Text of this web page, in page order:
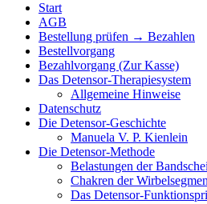
Start
AGB
Bestellung prüfen → Bezahlen
Bestellvorgang
Bezahlvorgang (Zur Kasse)
Das Detensor-Therapiesystem
Allgemeine Hinweise
Datenschutz
Die Detensor-Geschichte
Manuela V. P. Kienlein
Die Detensor-Methode
Belastungen der
Chakren der
Das Detensor-